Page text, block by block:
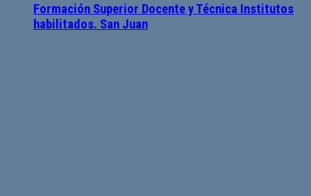
Formación Superior Docente y Técnica Institutos
habilitados. San Juan